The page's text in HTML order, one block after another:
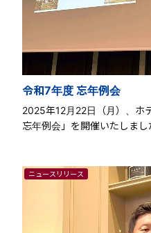
令和7年度 忘年例会
2025年12月22日（月）、ホ
忘年例会」を開催いたしまし
ニュースリリース